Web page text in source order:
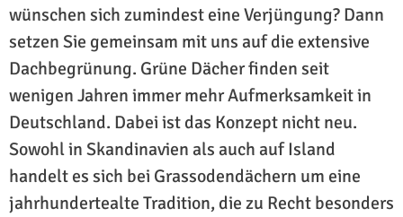
wünschen sich zumindest eine Verjüngung? Dann
setzen Sie gemeinsam mit uns auf die extensive
Dachbegrünung. Grüne Dächer finden seit
wenigen Jahren immer mehr Aufmerksamkeit in
Deutschland. Dabei ist das Konzept nicht neu.
Sowohl in Skandinavien als auch auf Island
handelt es sich bei Grassodendächern um eine
jahrhundertealte Tradition, die zu Recht besonders